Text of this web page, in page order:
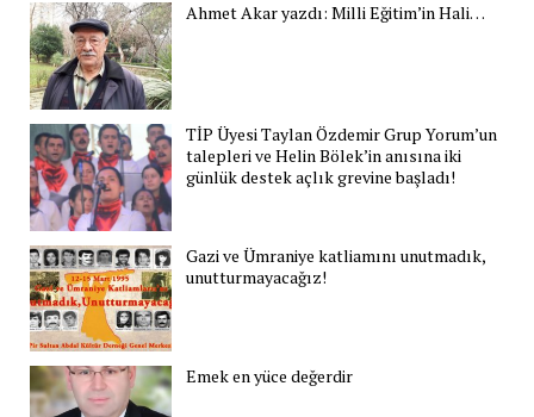
Ahmet Akar yazdı: Milli Eğitim’in Hali…
TİP Üyesi Taylan Özdemir Grup Yorum’un
talepleri ve Helin Bölek’in anısına iki
günlük destek açlık grevine başladı!
Gazi ve Ümraniye katliamını unutmadık,
unutturmayacağız!
Emek en yüce değerdir